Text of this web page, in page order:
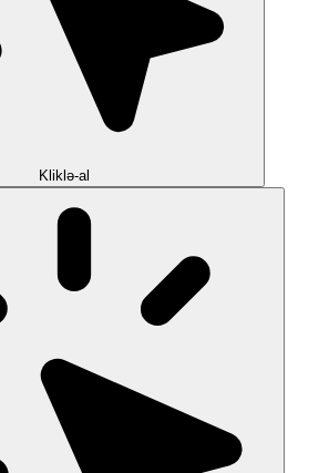
Kliklə-al